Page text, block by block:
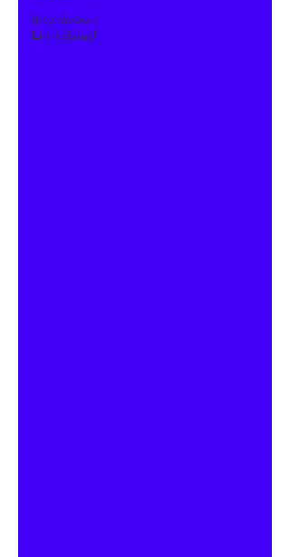
Interviews I
Entrevistas!